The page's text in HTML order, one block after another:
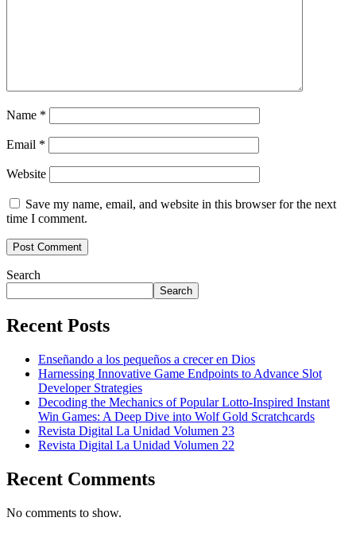
Name *
Email *
Website
Save my name, email, and website in this browser for the next
time I comment.
Search
Search
Recent Posts
Enseñando a los pequeños a crecer en Dios
Harnessing Innovative Game Endpoints to Advance Slot
Developer Strategies
Decoding the Mechanics of Popular Lotto-Inspired Instant
Win Games: A Deep Dive into Wolf Gold Scratchcards
Revista Digital La Unidad Volumen 23
Revista Digital La Unidad Volumen 22
Recent Comments
No comments to show.